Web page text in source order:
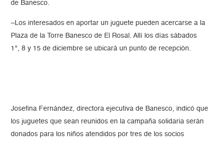
de Banesco.
–Los interesados en aportar un juguete pueden acercarse a la
Plaza de la Torre Banesco de El Rosal. Allí los días sábados
1°, 8 y 15 de diciembre se ubicará un punto de recepción.
Josefina Fernández, directora ejecutiva de Banesco, indicó que
los juguetes que sean reunidos en la campaña solidaria serán
donados para los niños atendidos por tres de los socios